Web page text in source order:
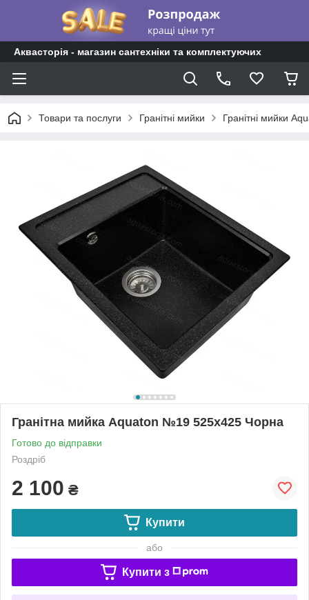
Аквасторія - магазин сантехніки та комплектуючих
Товари та послуги Гранітні мийки Гранітні мийки
Гранітна мийка Aquaton №19 525х425 Чорна
Готово до відправки
Роздріб
2 100 ₴
Купити
або
Купити з